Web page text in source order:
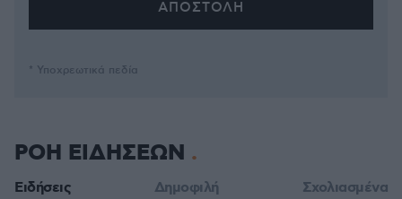
* Υποχρεωτικά πεδία
ΡΟΗ ΕΙΔΗΣΕΩΝ
Ειδήσεις Δημοφιλή Σχολιασμένα